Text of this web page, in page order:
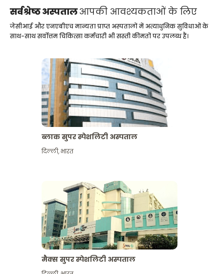
सर्वश्रेष्ठ अस्पतालआपकी आवश्यकताओं के लिए
जेसीआई और एनएबीएच मान्यता प्राप्त अस्पतालों में अत्याधुनिक सुविधाओं के
साथ-साथ सर्वोत्तम चिकित्सा कर्मचारी भी सस्ती कीमतों पर उपलब्ध हैं।
ब्लाक सुपर स्पेशलिटी अस्पताल
दिल्ली,भारत
मैक्स सुपर स्पेशलिटी अस्पताल